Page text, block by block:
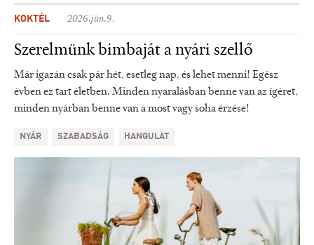
KOKTÉL 2026.jún.9.
Szerelmünk bimbaját a nyári szellő
Már igazán csak pár hét, esetleg nap, és lehet menni! Egész
évben ez tart életben. Minden nyaralásban benne van az ígéret,
minden nyárban benne van a most vagy soha érzése!
NYÁR SZABADSÁG HANGULAT